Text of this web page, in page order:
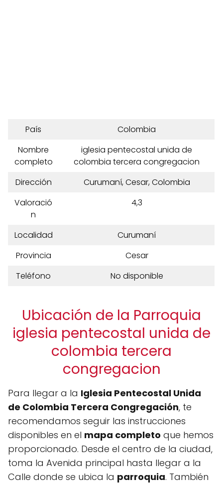
País
Colombia
Nombre
completo
iglesia pentecostal unida de
colombia tercera congregacion
Dirección
Curumaní, Cesar, Colombia
Valoració
n
4,3
Localidad
Curumaní
Provincia
Cesar
Teléfono
No disponible
Ubicación de la Parroquia
iglesia pentecostal unida de
colombia tercera
congregacion
Para llegar a la Iglesia Pentecostal Unida
de Colombia Tercera Congregación, te
recomendamos seguir las instrucciones
disponibles en el mapa completo que hemos
proporcionado. Desde el centro de la ciudad,
toma la Avenida principal hasta llegar a la
Calle donde se ubica la parroquia. También